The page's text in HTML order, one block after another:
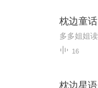
枕边童话
16
枕边星语